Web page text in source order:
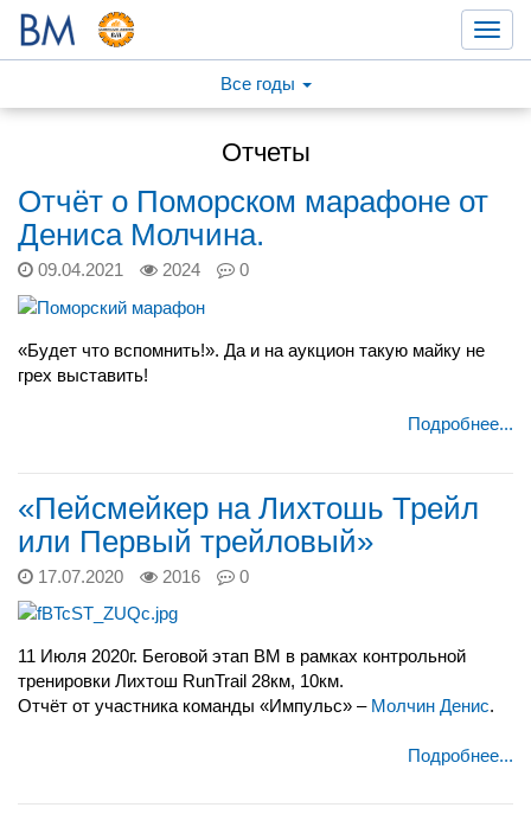
Все годы
Отчеты
Отчёт о Поморском марафоне от
Дениса Молчина.
09.04.2021 2024 0
«Будет что вспомнить!». Да и на аукцион такую майку не
грех выставить!
Подробнее...
«Пейсмейкер на Лихтошь Трейл
или Первый трейловый»
17.07.2020 2016 0
11 Июля 2020г. Беговой этап ВМ в рамках контрольной
тренировки Лихтош RunTrail 28км, 10км.
Отчёт от участника команды «Импульс» – Молчин Денис.
Подробнее...